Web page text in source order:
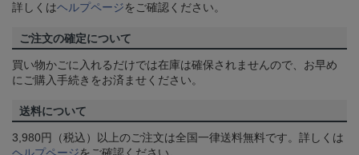
詳しくはヘルプページをご確認ください。
ご注文の確定について
買い物かごに入れるだけでは在庫は確保されませんので、お早め
にご購入手続きをお済ませください。
送料について
3,980円（税込）以上のご注文は全国一律送料無料です。詳しくは